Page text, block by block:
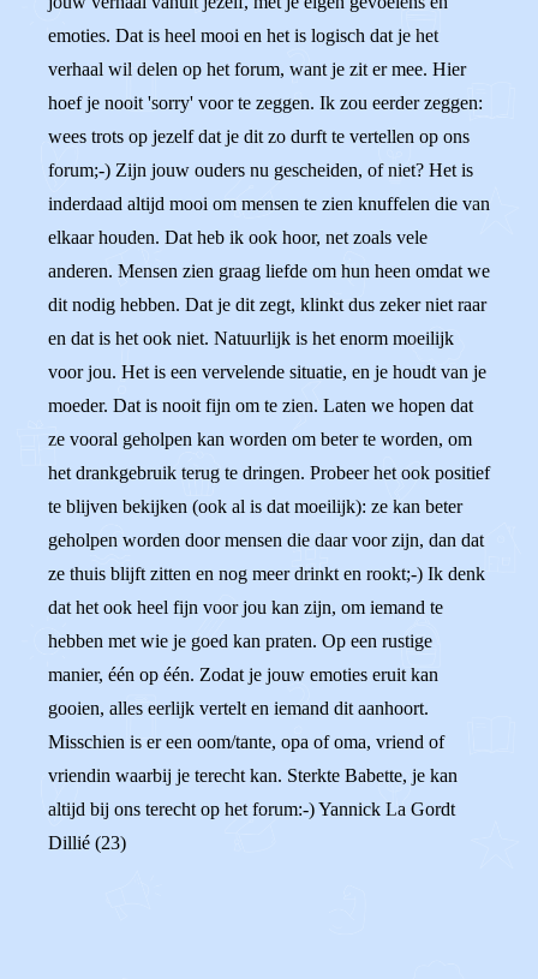
emoties. Dat is heel mooi en het is logisch dat je het
verhaal wil delen op het forum, want je zit er mee. Hier
hoef je nooit 'sorry' voor te zeggen. Ik zou eerder zeggen:
wees trots op jezelf dat je dit zo durft te vertellen op ons
forum;-) Zijn jouw ouders nu gescheiden, of niet? Het is
inderdaad altijd mooi om mensen te zien knuffelen die van
elkaar houden. Dat heb ik ook hoor, net zoals vele
anderen. Mensen zien graag liefde om hun heen omdat we
dit nodig hebben. Dat je dit zegt, klinkt dus zeker niet raar
en dat is het ook niet. Natuurlijk is het enorm moeilijk
voor jou. Het is een vervelende situatie, en je houdt van je
moeder. Dat is nooit fijn om te zien. Laten we hopen dat
ze vooral geholpen kan worden om beter te worden, om
het drankgebruik terug te dringen. Probeer het ook positief
te blijven bekijken (ook al is dat moeilijk): ze kan beter
geholpen worden door mensen die daar voor zijn, dan dat
ze thuis blijft zitten en nog meer drinkt en rookt;-) Ik denk
dat het ook heel fijn voor jou kan zijn, om iemand te
hebben met wie je goed kan praten. Op een rustige
manier, één op één. Zodat je jouw emoties eruit kan
gooien, alles eerlijk vertelt en iemand dit aanhoort.
Misschien is er een oom/tante, opa of oma, vriend of
vriendin waarbij je terecht kan. Sterkte Babette, je kan
altijd bij ons terecht op het forum:-) Yannick La Gordt
Dillié (23)